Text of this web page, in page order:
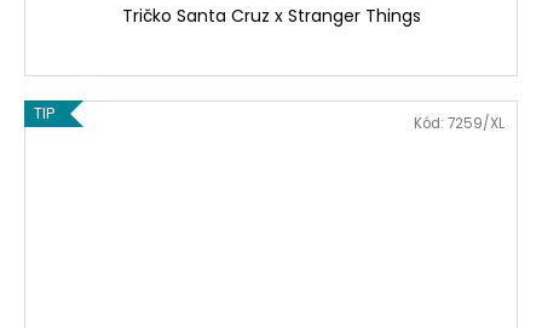
Tričko Santa Cruz x Stranger Things
TIP Kód: 7259/XL